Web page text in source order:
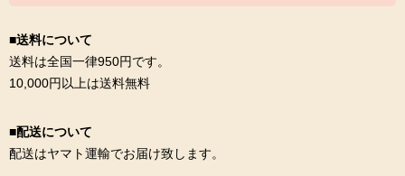
■送料について
送料は全国一律950円です。
10,000円以上は送料無料
■配送について
配送はヤマト運輸でお届け致します。